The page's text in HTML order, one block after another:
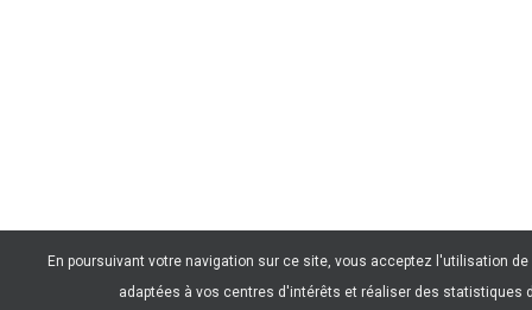
En poursuivant votre navigation sur ce site, vous acceptez l'utilisation
adaptées à vos centres d'intérêts et réaliser des statistiques